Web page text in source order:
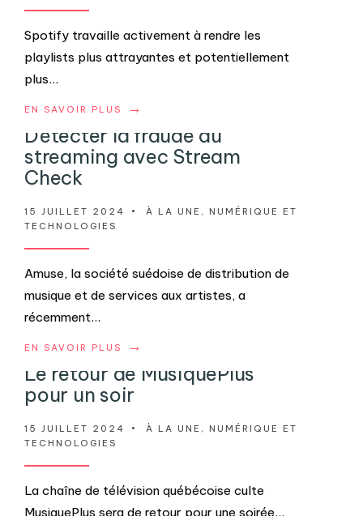
Spotify travaille activement à rendre les
playlists plus attrayantes et potentiellement
plus...
EN SAVOIR PLUS →
Détecter la fraude au
streaming avec Stream
Check
15 JUILLET 2024 • À LA UNE , NUMÉRIQUE ET
TECHNOLOGIES
Amuse, la société suédoise de distribution de
musique et de services aux artistes, a
récemment...
EN SAVOIR PLUS →
Le retour de MusiquePlus
pour un soir
15 JUILLET 2024 • À LA UNE , NUMÉRIQUE ET
TECHNOLOGIES
La chaîne de télévision québécoise culte
MusiquePlus sera de retour pour une soirée...